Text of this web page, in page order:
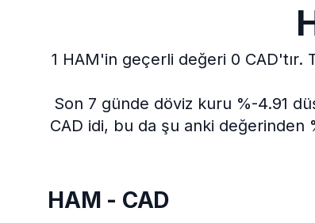
1 HAM'in geçerli değeri 0 CAD'tır.
Son 7 günde döviz kuru %-4.91
CAD idi, bu da şu anki değerinden
HAM - CAD